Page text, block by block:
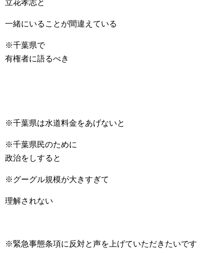
立花孝志と
一緒にいることが間違えている
※千葉県で
有権者に語るべき
※千葉県は水道料金をあげないと
※千葉県民のために
政治をしすると
※グーグル規模が大きすぎて
理解されない
※緊急事態条項に反対と声を上げていただきたいです